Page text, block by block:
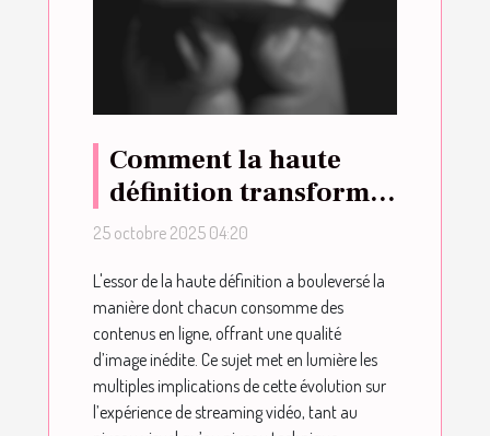
Comment la haute
définition transforme
l'expérience du
25 octobre 2025 04:20
L'essor de la haute définition a bouleversé la
manière dont chacun consomme des
contenus en ligne, offrant une qualité
d’image inédite. Ce sujet met en lumière les
multiples implications de cette évolution sur
l’expérience de streaming vidéo, tant au